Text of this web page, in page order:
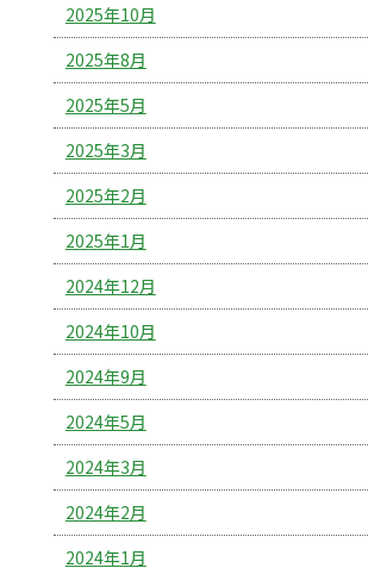
2025年10月
2025年8月
2025年5月
2025年3月
2025年2月
2025年1月
2024年12月
2024年10月
2024年9月
2024年5月
2024年3月
2024年2月
2024年1月